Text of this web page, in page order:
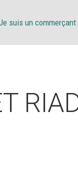
suis un commerçant